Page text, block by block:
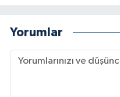
Yorumlar